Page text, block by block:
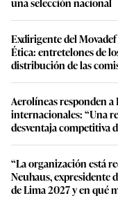
Exdirigente del
Ética: entretelones de
distribución de las
Aerolíneas responden a
internacionales: “Una
desventaja competitiva
“La organización está
Neuhaus, expresidente
de Lima 2027 y en qué